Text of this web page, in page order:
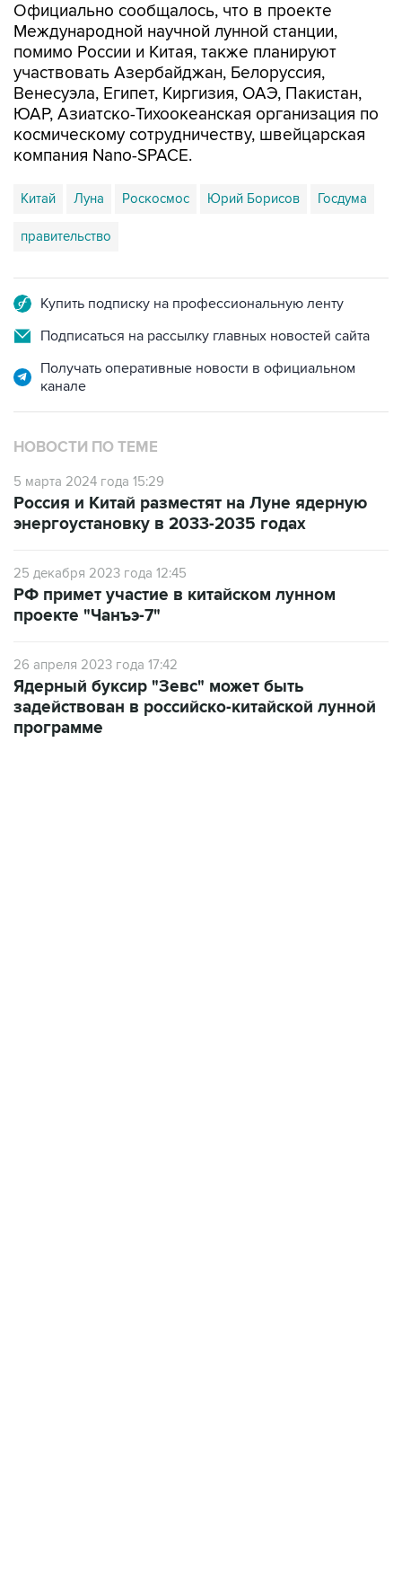
Официально сообщалось, что в проекте
Международной научной лунной станции,
помимо России и Китая, также планируют
участвовать Азербайджан, Белоруссия,
Венесуэла, Египет, Киргизия, ОАЭ, Пакистан,
ЮАР, Азиатско-Тихоокеанская организация по
космическому сотрудничеству, швейцарская
компания Nano-SPACE.
Китай Луна Роскосмос Юрий Борисов Госдума
правительство
Купить подписку на профессиональную ленту
Подписаться на рассылку главных новостей сайта
Получать оперативные новости в официальном
канале
НОВОСТИ ПО ТЕМЕ
5 марта 2024 года 15:29
Россия и Китай разместят на Луне ядерную
энергоустановку в 2033-2035 годах
25 декабря 2023 года 12:45
РФ примет участие в китайском лунном
проекте "Чанъэ-7"
26 апреля 2023 года 17:42
Ядерный буксир "Зевс" может быть
задействован в российско-китайской лунной
программе